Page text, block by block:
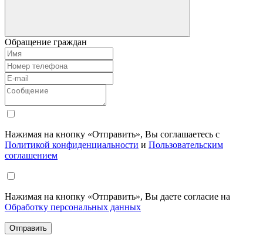
Обращение граждан
Нажимая на кнопку «Отправить», Вы соглашаетесь с
Политикой конфиденциальности и Пользовательским
соглашением
Нажимая на кнопку «Отправить», Вы даете согласие на
Обработку персональных данных
Отправить